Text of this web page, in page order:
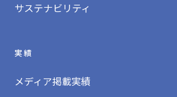
もあります。冷蔵庫や冷凍庫で保管の上
サステナビリティ
実績
メディア掲載実績